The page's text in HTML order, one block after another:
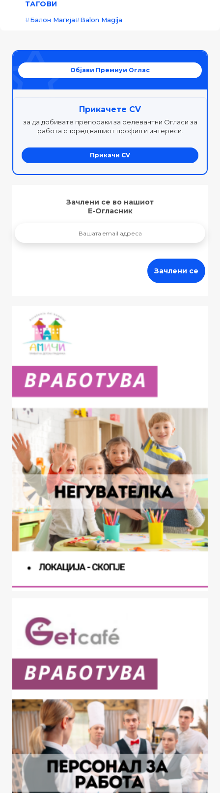
ТАГОВИ
Балон Магија Balon Magija
Објави Премиум Оглас
Прикачете CV
за да добивате препораки за релевантни Огласи за
работа според вашиот профил и интереси.
Прикачи CV
Зачлени се во нашиот
Е-Огласник